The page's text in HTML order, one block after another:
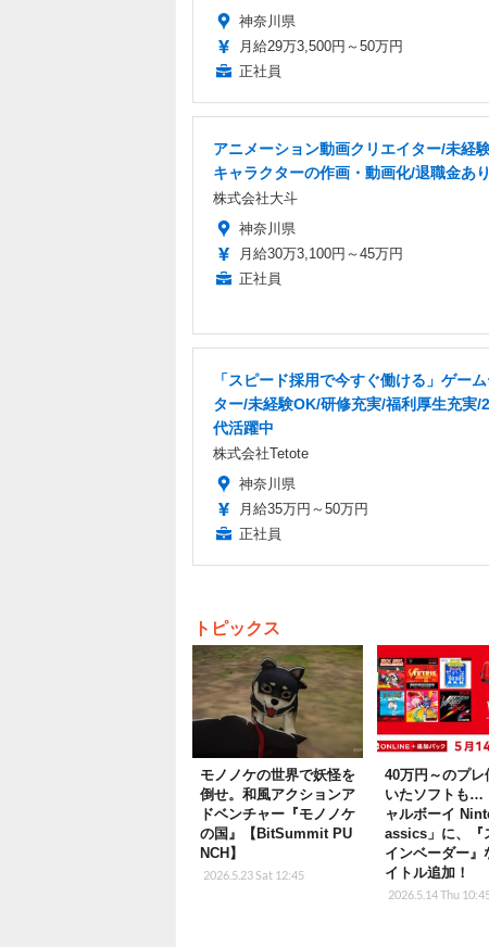
神奈川県
月給29万3,500円～50万円
正社員
アニメーション動画クリエイター/未経
キャラクターの作画・動画化/退職金あり
株式会社大斗
神奈川県
月給30万3,100円～45万円
正社員
「スピード採用で今すぐ働ける」ゲー
ター/未経験OK/研修充実/福利厚生充実/
代活躍中
株式会社Tetote
神奈川県
月給35万円～50万円
正社員
トピックス
モノノケの世界で妖怪を
倒せ。和風アクションア
ドベンチャー『モノノケ
の国』【BitSummit PU
NCH】
2026.5.23 Sat 12:45
40万円～のプレ
いたソフトも…
ャルボーイ
assics」に、『
インベーダー』
イトル追加！
2026.5.14 Thu